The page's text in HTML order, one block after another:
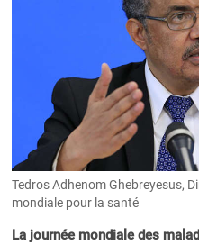
Tedros Adhenom Ghebreyesus,
mondiale pour la santé
La journée mondiale des